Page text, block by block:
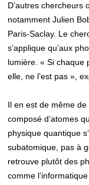
D’autres chercheurs
notamment Julien
Paris-Saclay. Le
s’applique qu’aux
lumière. « Si chaque
elle, ne l’est pas »,
Il en est de même de
composé d’atomes
physique quantique
subatomique, pas à
retrouve plutôt des
comme